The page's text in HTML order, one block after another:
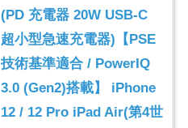
(PD 充電器 20W USB-C
超小型急速充電器)【PSE
技術基準適合 / PowerIQ
3.0 (Gen2)搭載】 iPhone
12 / 12 Pro iPad Air(第4世